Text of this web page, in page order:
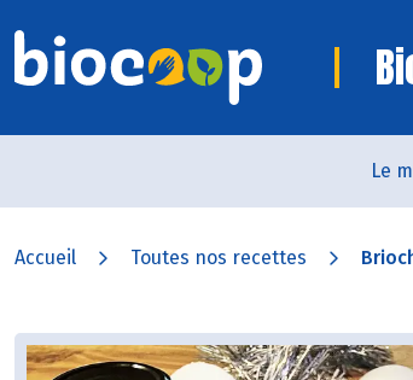
Le
Accueil Toutes nos recettes